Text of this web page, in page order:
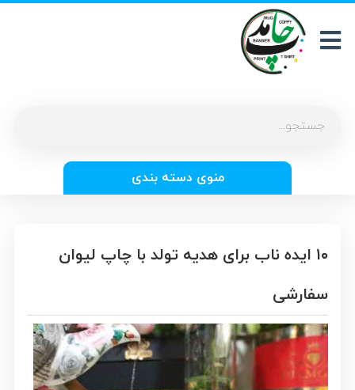
منوی دسته بندی
۱۰ ایده ناب برای هدیه تولد با چاپ لیوان
سفارشی